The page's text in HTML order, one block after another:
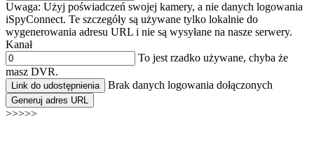
Uwaga: Użyj poświadczeń swojej kamery, a nie danych logowania
iSpyConnect. Te szczegóły są używane tylko lokalnie do
wygenerowania adresu URL i nie są wysyłane na nasze serwery.
Kanał
To jest rzadko używane, chyba że
masz DVR.
Link do udostępnienia Brak danych logowania dołączonych
Generuj adres URL
>>>>>